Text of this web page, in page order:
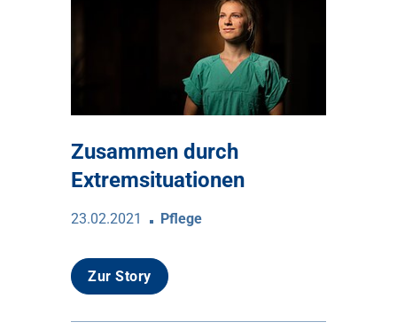
Zusammen durch
Extremsituationen
23.02.2021 Pflege
Zur Story